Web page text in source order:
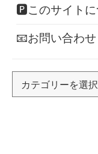
🅿このサイトに
📧お問い合わせ